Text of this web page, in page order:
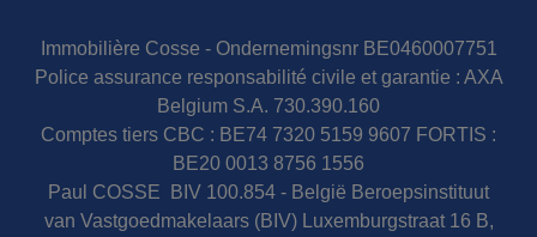
Immobilière Cosse - Ondernemingsnr BE0460007751
Police assurance responsabilité civile et garantie : AXA
Belgium S.A. 730.390.160
Comptes tiers CBC : BE74 7320 5159 9607 FORTIS :
BE20 0013 8756 1556
Paul COSSE BIV 100.854 - België Beroepsinstituut
van Vastgoedmakelaars (BIV) Luxemburgstraat 16 B,